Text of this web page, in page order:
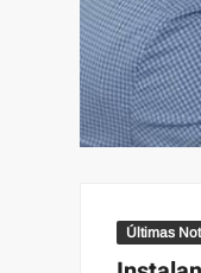
Últimas